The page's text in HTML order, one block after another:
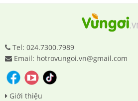
Tel: 024.7300.7989
Email: hotrovungoi.vn@gmail.com
Giới thiệu